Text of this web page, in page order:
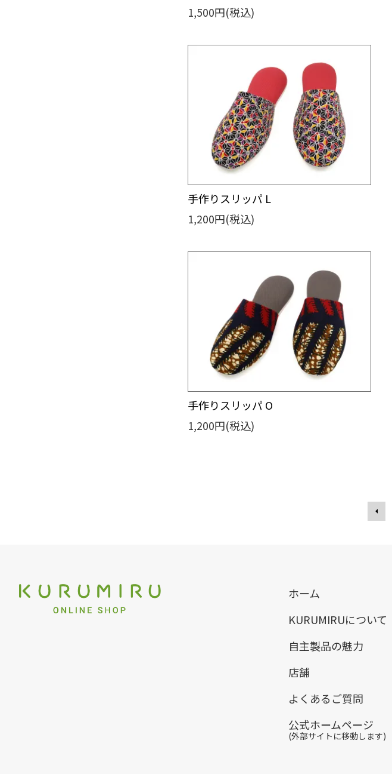
1,500円(税込)
手作りスリッパ L
1,200円(税込)
手作りスリッパ O
1,200円(税込)
ホーム
KURUMIRUについて
自主製品の魅力
店舗
よくあるご質問
公式ホームページ
(外部サイトに移動します)